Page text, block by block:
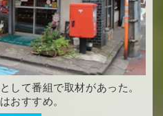
して番組で取材があった。
おすすめ。